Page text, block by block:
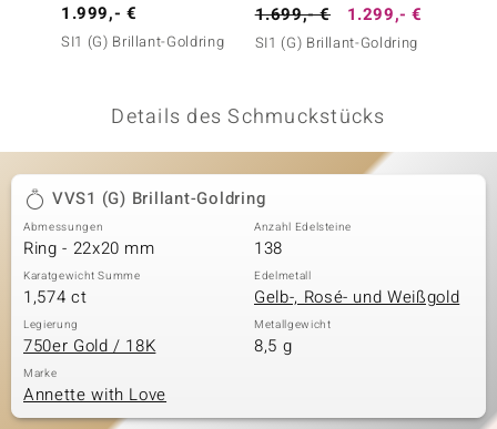
Collection
1.999,- €
SI1 (G) Brillant-Goldring
1.699,- € 1.299,- €
SI1 (G) Brillant-Goldring
Details des Schmuckstücks
VVS1 (G) Brillant-Goldring
Abmessungen
Ring - 22x20 mm
Anzahl Edelsteine
138
Karatgewicht Summe
1,574 ct
Edelmetall
Gelb-, Rosé- und Weißgold
Legierung
750er Gold / 18K
Metallgewicht
8,5 g
Marke
Annette with Love